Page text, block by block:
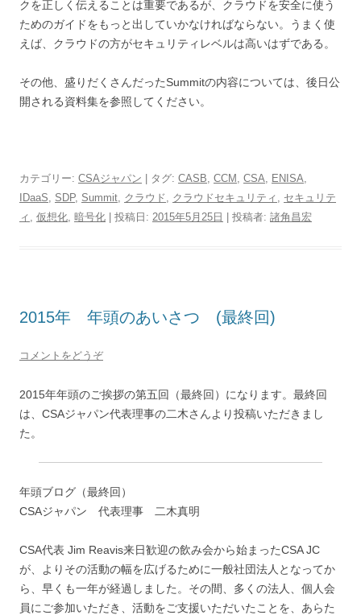
クを正しく伝えることは重要であるが、クラウドを安全に使う
ためのガイドをもっと出していかなければならない。うまく使
えば、クラウドの方がセキュリティレベルは高いはずである。
その他、盛りだくさんだったSummitの内容については、後日公
開される資料集を参照してください。
カテゴリー: CSAジャパン | タグ: CASB CCM CSA ENISA
IDaaS
SDP, Summit クラウド クラウドセキュリティ
セキュリテ
ィ
仮想化 暗号化 | 投稿日: 2015年5月25日 | 投稿者: 諸角昌宏
2015年 年頭のあいさつ (最終回)
コメントをどうぞ
2015年年頭のご挨拶の第五回（最終回）になります。最終回
は、CSAジャパン代表理事の二木さんより投稿いただきまし
た。
年頭ブログ（最終回）
CSAジャパン 代表理事 二木真明
CSA代表 Jim Reavis来日歓迎の飲み会から始まったCSA JC
が、よりその活動の幅を広げるために一般社団法人となってか
ら、早くも一年が経過しました。その間、多くの法人、個人会
員にご参加いただき、活動をご支援いただいたことを、あらた